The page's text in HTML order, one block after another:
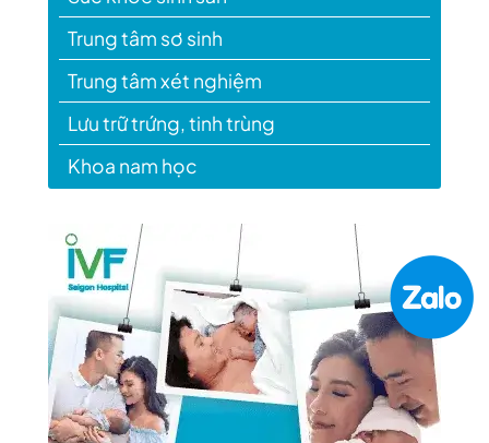
Trung tâm sơ sinh
Trung tâm xét nghiệm
Lưu trữ trứng, tinh trùng
Khoa nam học